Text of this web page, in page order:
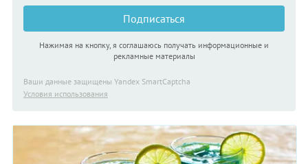
Подписаться
Нажимая на кнопку, я соглашаюсь получать информационные и
рекламные материалы
Ваши данные защищены Yandex SmartCaptcha
Условия использования